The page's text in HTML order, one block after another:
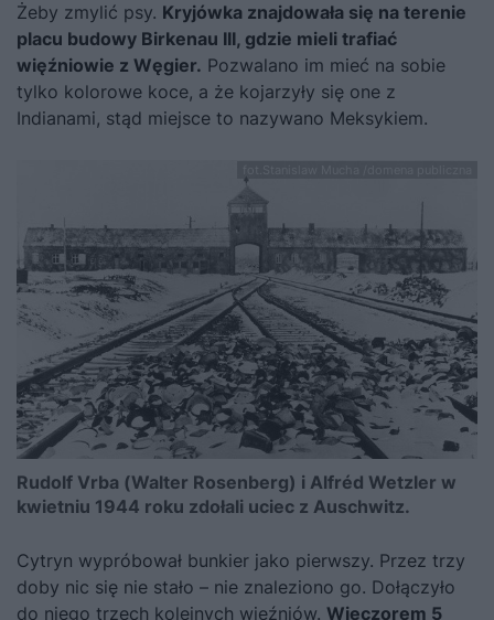
Żeby zmylić psy. Kryjówka znajdowała się na terenie
placu budowy Birkenau III, gdzie mieli trafiać
więźniowie z Węgier. Pozwalano im mieć na sobie
tylko kolorowe koce, a że kojarzyły się one z
Indianami, stąd miejsce to nazywano Meksykiem.
Rudolf Vrba (Walter Rosenberg) i Alfréd Wetzler w
kwietniu 1944 roku zdołali uciec z Auschwitz.
Cytryn wypróbował bunkier jako pierwszy. Przez trzy
doby nic się nie stało – nie znaleziono go. Dołączyło
do niego trzech kolejnych więźniów. Wieczorem 5